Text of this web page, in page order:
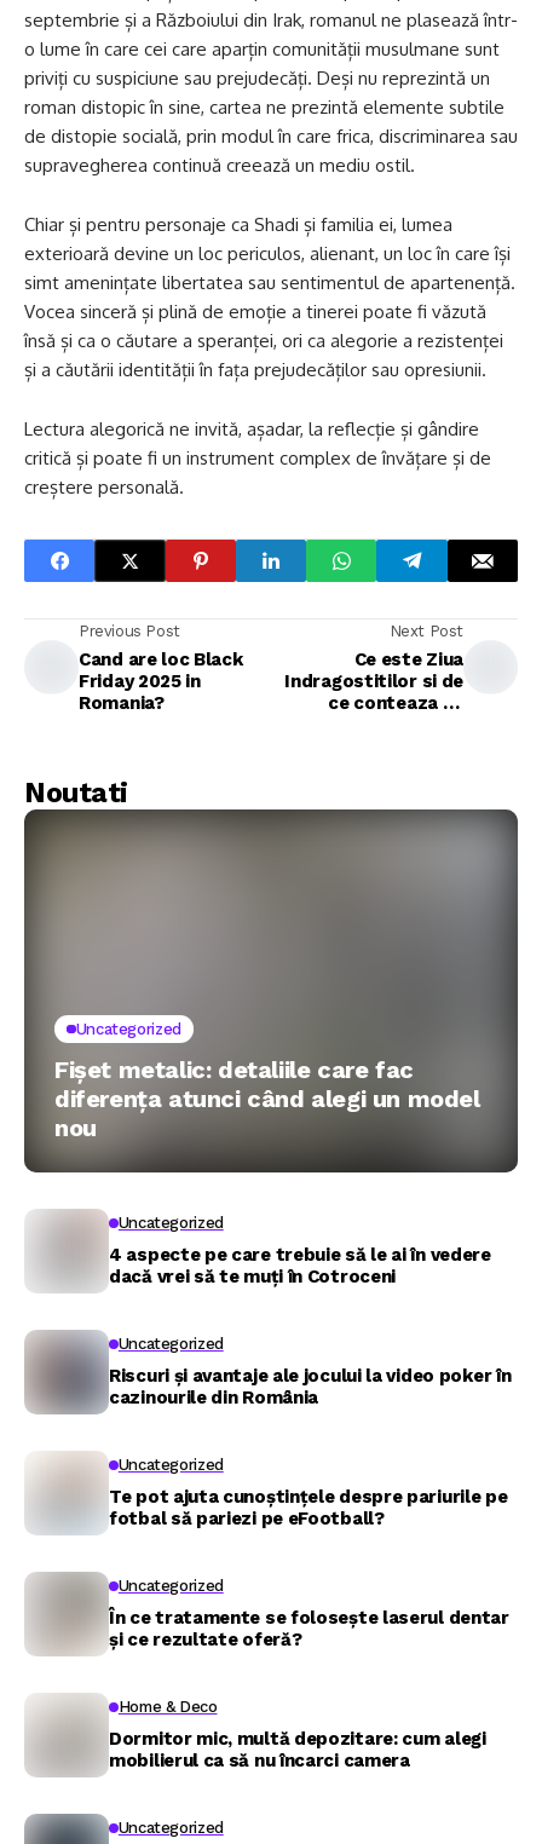
septembrie și a Războiului din Irak, romanul ne plasează într-
o lume în care cei care aparțin comunității musulmane sunt
priviți cu suspiciune sau prejudecăți. Deși nu reprezintă un
roman distopic în sine, cartea ne prezintă elemente subtile
de distopie socială, prin modul în care frica, discriminarea sau
supravegherea continuă creează un mediu ostil.
Chiar și pentru personaje ca Shadi și familia ei, lumea
exterioară devine un loc periculos, alienant, un loc în care își
simt amenințate libertatea sau sentimentul de apartenență.
Vocea sinceră și plină de emoție a tinerei poate fi văzută
însă și ca o căutare a speranței, ori ca alegorie a rezistenței
și a căutării identității în fața prejudecăților sau opresiunii.
Lectura alegorică ne invită, așadar, la reflecție și gândire
critică și poate fi un instrument complex de învățare și de
creștere personală.
Previous Post
Cand are loc Black
Friday 2025 in
Romania?
Next Post
Ce este Ziua
Indragostitilor si de
ce conteaza cu
Noutati
Uncategorized
Fișet metalic: detaliile care fac
diferența atunci când alegi un model
nou
Uncategorized
4 aspecte pe care trebuie să le ai în vedere
dacă vrei să te muți în Cotroceni
Uncategorized
Riscuri și avantaje ale jocului la video poker în
cazinourile din România
Uncategorized
Te pot ajuta cunoștințele despre pariurile pe
fotbal să pariezi pe eFootball?
Uncategorized
În ce tratamente se folosește laserul dentar
și ce rezultate oferă?
Home & Deco
Dormitor mic, multă depozitare: cum alegi
mobilierul ca să nu încarci camera
Uncategorized